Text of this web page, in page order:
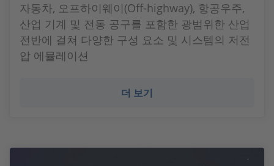
자동차, 오프하이웨이(Off-highway), 항공우주,
산업 기계 및 전동 공구를 포함한 광범위한 산업
전반에 걸쳐 다양한 구성 요소 및 시스템의 저전
압 에뮬레이션
더 보기